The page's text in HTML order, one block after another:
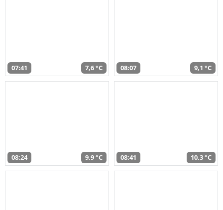
07:41 7,6 °C 08:07 9,1 °C
08:24 9,9 °C 08:41 10,3 °C